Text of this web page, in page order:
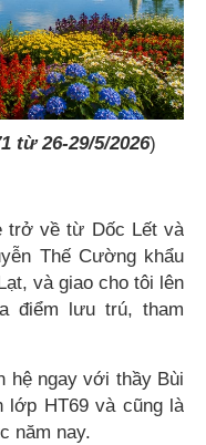
từ 26-29/5/2026)
trở về từ Dốc Lết và
Thế Cường khẩu
và giao cho tôi lên
điểm lưu trú, tham
hệ ngay với thầy Bùi
lớp HT69 và cũng là
năm nay.